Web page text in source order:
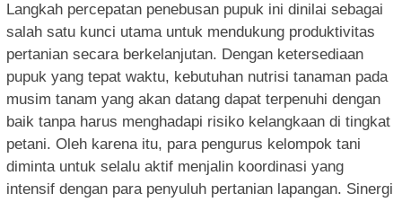
Langkah percepatan penebusan pupuk ini dinilai sebagai
salah satu kunci utama untuk mendukung produktivitas
pertanian secara berkelanjutan. Dengan ketersediaan
pupuk yang tepat waktu, kebutuhan nutrisi tanaman pada
musim tanam yang akan datang dapat terpenuhi dengan
baik tanpa harus menghadapi risiko kelangkaan di tingkat
petani. Oleh karena itu, para pengurus kelompok tani
diminta untuk selalu aktif menjalin koordinasi yang
intensif dengan para penyuluh pertanian lapangan. Sinergi